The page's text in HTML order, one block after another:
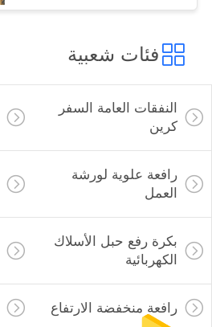
فئات شعبية
النفقات العامة السفر
كرين
رافعة علوية لورشة
العمل
بكرة رفع حبل الأسلاك
الكهربائية
رافعة منخفضة الارتفاع